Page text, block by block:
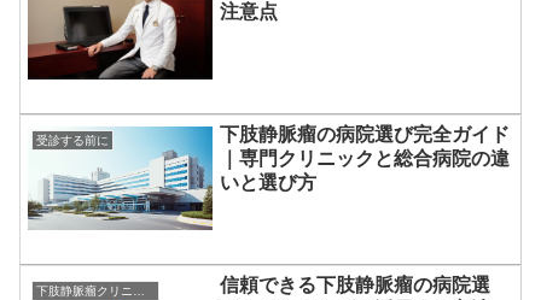
注意点
受診する前に
下肢静脈瘤の病院選び完全ガイド
｜専門クリニックと総合病院の違
いと選び方
信頼できる下肢静脈瘤の病院選